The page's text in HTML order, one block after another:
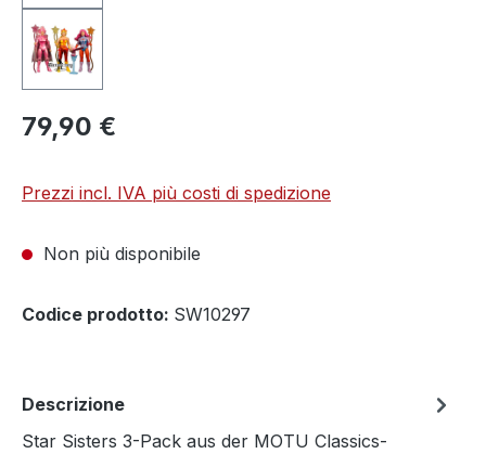
79,90 €
Prezzi incl. IVA più costi di spedizione
Non più disponibile
Codice prodotto: SW10297
Descrizione
Star Sisters 3-Pack aus der MOTU Classics-